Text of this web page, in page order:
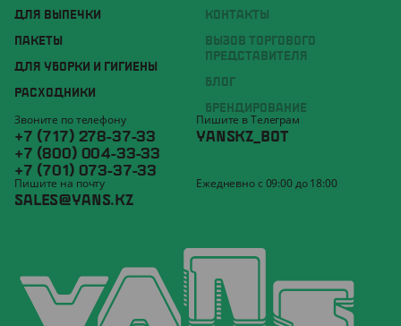
ДЛЯ ВЫПЕЧКИ
ПАКЕТЫ
ДЛЯ УБОРКИ И ГИГИЕНЫ
РАСХОДНИКИ
КОНТАКТЫ
ВЫЗОВ ТОРГОВОГО
ПРЕДСТАВИТЕЛЯ
БЛОГ
БРЕНДИРОВАНИЕ
Звоните по телефону
+7 (717) 278-37-33
+7 (800) 004-33-33
+7 (701) 073-37-33
Пишите в Телеграм
YANSKZ_BOT
Пишите на почту
SALES@YANS.KZ
Ежедневно с 09:00 до 18:00